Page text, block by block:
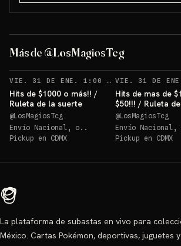
Más de @LosMagiosTcg
VIE. 31 DE ENE. 1:00 AM
Hits de $1000 o más!! /
Ruleta de la suerte
@LosMagiosTcg
Envío Nacional, o..
Pickup en CDMX
Hits de mas de
$50!!! / Ruleta
@LosMagiosTcg
Envío Nacional,
Pickup en CDMX
La plataforma de subastas en vivo para
México. Cartas Pokémon, deportivas, juguetes y